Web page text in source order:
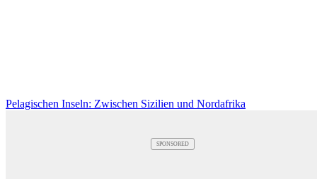
Pelagischen Inseln: Zwischen Sizilien und Nordafrika
SPONSORED